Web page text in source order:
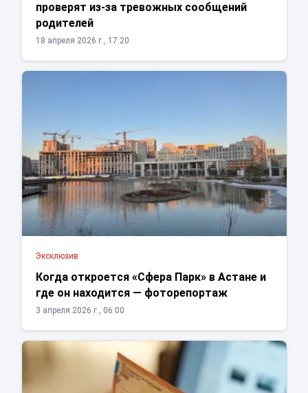
проверят из-за тревожных сообщений
родителей
18 апреля 2026 г., 17:20
Эксклюзив
Когда откроется «Сфера Парк» в Астане и
где он находится — фоторепортаж
3 апреля 2026 г., 06:00